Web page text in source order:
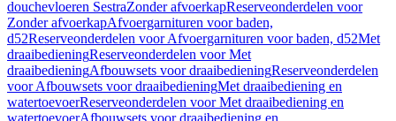
douchevloeren SestraZonder afvoerkapReserveonderdelen voor
Zonder afvoerkapAfvoergarnituren voor baden,
d52Reserveonderdelen voor Afvoergarnituren voor baden, d52Met
draaibedieningReserveonderdelen voor Met
draaibedieningAfbouwsets voor draaibedieningReserveonderdelen
voor Afbouwsets voor draaibedieningMet draaibediening en
watertoevoerReserveonderdelen voor Met draaibediening en
watertoevoerAfbouwsets voor draaibediening en